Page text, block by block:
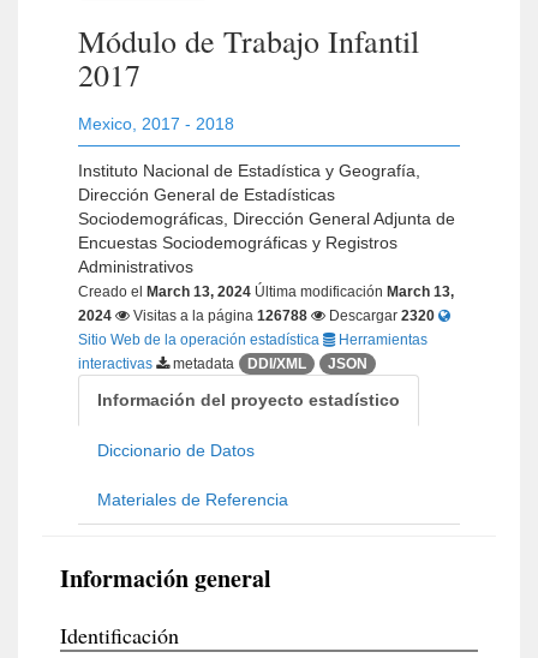
Módulo de Trabajo Infantil
2017
Mexico 2017 - 2018
Instituto Nacional de Estadística y Geografía,
Dirección General de Estadísticas
Sociodemográficas, Dirección General Adjunta de
Encuestas Sociodemográficas y Registros
Administrativos
Creado el March 13, 2024 Última modificación March 13,
2024
Visitas a la página 126788 Descargar 2320
Sitio Web de la operación estadística
Herramientas
interactivas
metadata DDI/XML JSON
Información del proyecto estadístico
Diccionario de Datos
Materiales de Referencia
Información general
Identificación